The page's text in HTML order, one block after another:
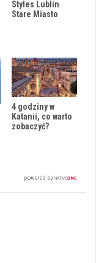
Styles Lublin
Stare Miasto
4 godziny w
Katanii, co warto
zobaczyć?